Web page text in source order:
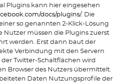
Plugins kann hier eingesehen
docs/plugins/. Die
so genannten 2-Klick-Lösung
Nutzer müssen die Plugins zuerst
werden. Erst dann baut der
Verbindung mit den Servern
Twitter-Schaltflächen wird
Browser des Nutzers übermittelt.
Daten Nutzungsprofile der